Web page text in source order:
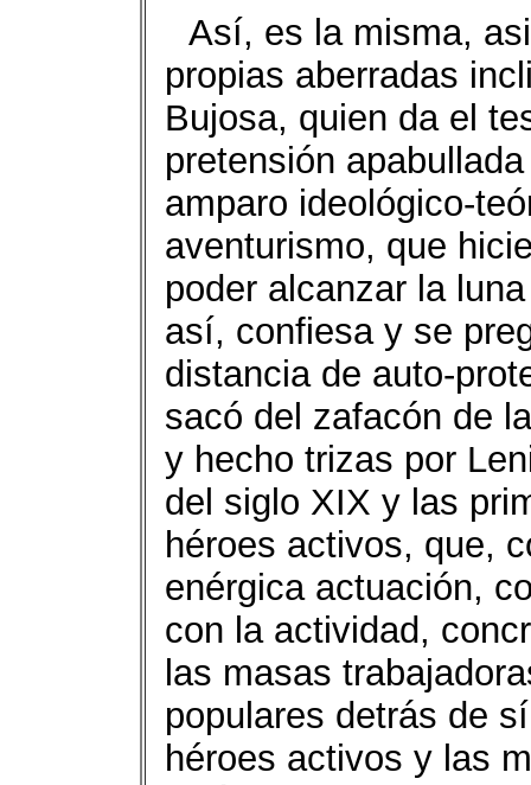
Así, es la misma,
propias aberradas
Bujosa, quien da el
pretensión
amparo ideológico-
aventurismo, que
poder alcanzar la
así, confiesa y se
distancia de auto-
sacó del zafacón de
y hecho trizas por
del siglo XIX y las
héroes activos, que,
enérgica actuación,
con la actividad,
las masas
populares detrás de
héroes activos y las